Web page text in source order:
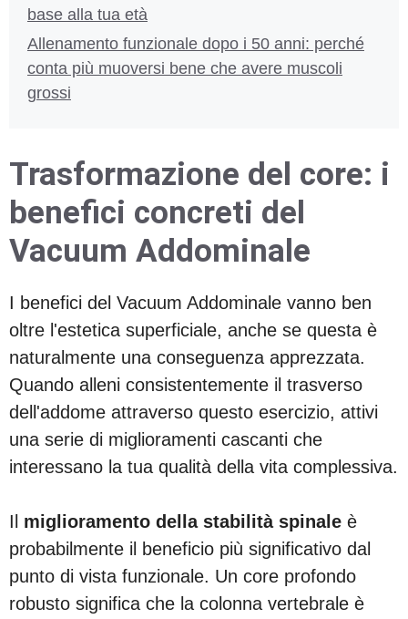
base alla tua età
Allenamento funzionale dopo i 50 anni: perché
conta più muoversi bene che avere muscoli
grossi
Trasformazione del core: i
benefici concreti del
Vacuum Addominale
I benefici del Vacuum Addominale vanno ben
oltre l'estetica superficiale, anche se questa è
naturalmente una conseguenza apprezzata.
Quando alleni consistentemente il trasverso
dell'addome attraverso questo esercizio, attivi
una serie di miglioramenti cascanti che
interessano la tua qualità della vita complessiva.
Il miglioramento della stabilità spinale è
probabilmente il beneficio più significativo dal
punto di vista funzionale. Un core profondo
robusto significa che la colonna vertebrale è